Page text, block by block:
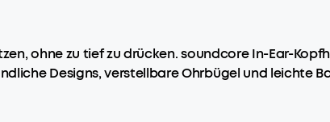
ohne zu tief zu drücken. soundcore In-Ear-
Designs, verstellbare Ohrbügel und leichte